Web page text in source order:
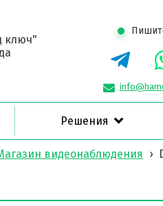
ключ"
Решения
видеонаблюдения ›